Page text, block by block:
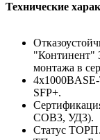
Технические
"Континент"
монтажа в
SFP+.
СОВ3, УД3).
Статус ТОРП.